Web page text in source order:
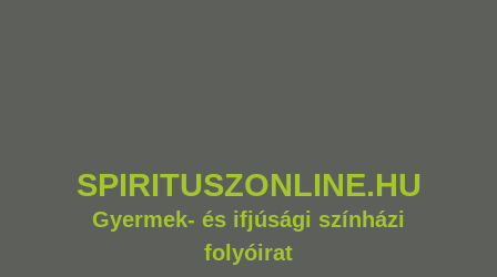
SPIRITUSZONLINE.HU
Gyermek- és ifjúsági színházi
folyóirat